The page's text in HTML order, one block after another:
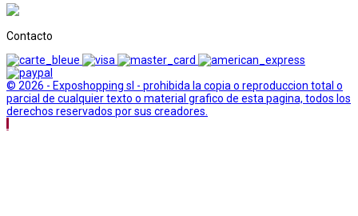
Contacto
© 2026 - Exposhopping sl - prohibida la copia o reproduccion total o
parcial de cualquier texto o material grafico de esta pagina, todos los
derechos reservados por sus creadores.